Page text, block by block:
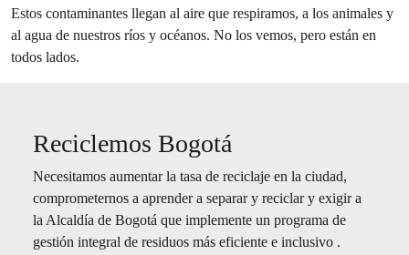
Estos contaminantes llegan al aire que respiramos, a los animales y
al agua de nuestros ríos y océanos. No los vemos, pero están en
todos lados.
Reciclemos Bogotá
Necesitamos aumentar la tasa de reciclaje en la ciudad,
comprometernos a aprender a separar y reciclar y exigir a
la Alcaldía de Bogotá que implemente un programa de
gestión integral de residuos más eficiente e inclusivo .